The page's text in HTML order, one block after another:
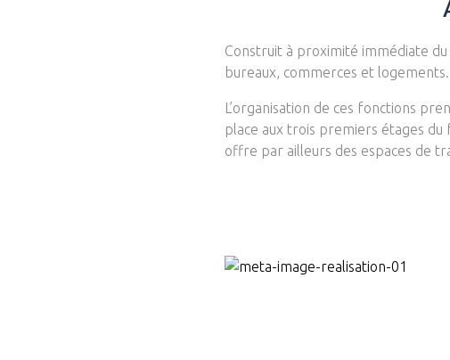
Construit à proximité immédiate
bureaux, commerces et logements.
L’organisation de ces fonctions
place aux trois premiers étages
offre par ailleurs des espaces de